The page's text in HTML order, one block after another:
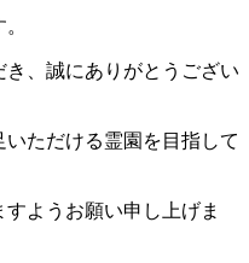
、誠にありがとうござい
ただける霊園を目指して
ようお願い申し上げま